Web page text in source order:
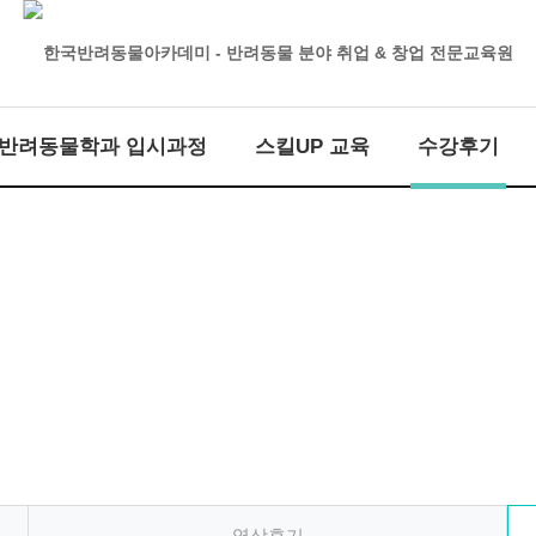
반려동물학과 입시과정 스킬UP 교육 수강후기